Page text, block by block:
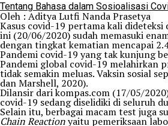
Tentang Bahasa dalam Sosioalisasi
Oleh : Aditya Lutfi Nanda Prasetya
Kasus covid-19 pertama kali
ini (20/06/2020) sudah memasuki
dengan tingkat kematian mencapai
Pandemi covid-19 yang tak kunjung
Pandemi global covid-19 melahirkan
tidak semakin meluas. Vaksin sosial
dan Marshell, 2020).
Dilansir dari kompas.com (17/05/
covid-19 sedang diselidiki di seluruh
Selain itu, berbagai macam test juga
Chain Reactionyaitu pemeriksaan